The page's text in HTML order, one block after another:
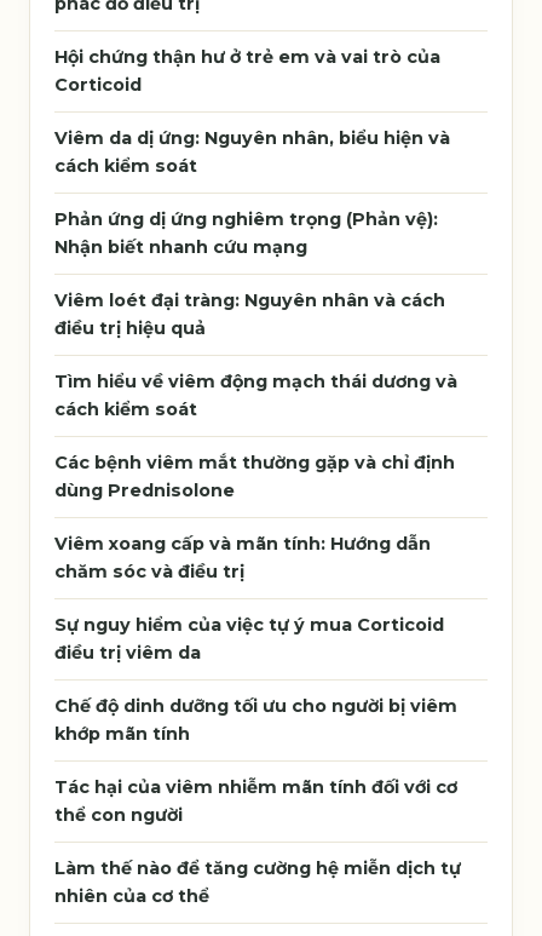
Hội chứng thận hư ở trẻ em và vai trò của
Corticoid
Viêm da dị ứng: Nguyên nhân, biểu hiện và
cách kiểm soát
Phản ứng dị ứng nghiêm trọng (Phản vệ):
Nhận biết nhanh cứu mạng
Viêm loét đại tràng: Nguyên nhân và cách
điều trị hiệu quả
Tìm hiểu về viêm động mạch thái dương và
cách kiểm soát
Các bệnh viêm mắt thường gặp và chỉ định
dùng Prednisolone
Viêm xoang cấp và mãn tính: Hướng dẫn
chăm sóc và điều trị
Sự nguy hiểm của việc tự ý mua Corticoid
điều trị viêm da
Chế độ dinh dưỡng tối ưu cho người bị viêm
khớp mãn tính
Tác hại của viêm nhiễm mãn tính đối với cơ
thể con người
Làm thế nào để tăng cường hệ miễn dịch tự
nhiên của cơ thể